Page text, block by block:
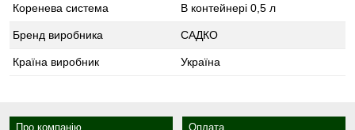
Коренева система В контейнері 0,5 л
Бренд виробника САДКО
Країна виробник Україна
Про компанію Оплата